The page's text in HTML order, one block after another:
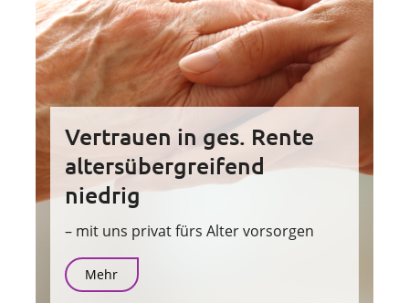
Vertrauen in ges. Rente
altersübergreifend
niedrig
– mit uns privat fürs Alter vorsorgen
Mehr